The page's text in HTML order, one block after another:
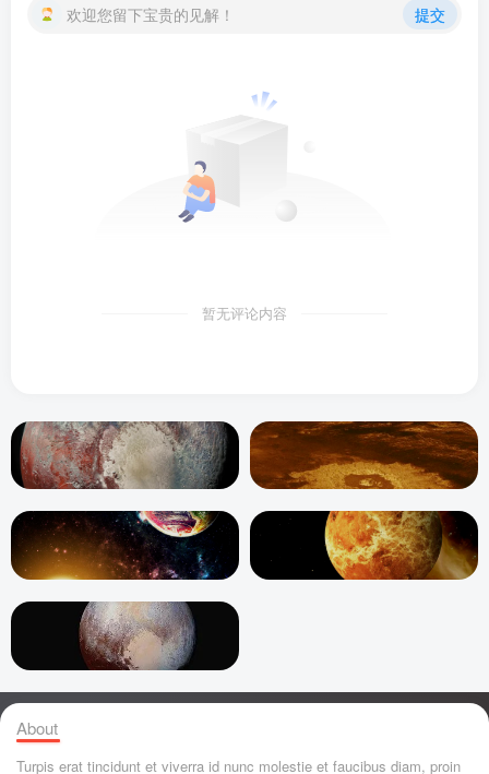
欢迎您留下宝贵的见解！ 提交
暂无评论内容
About
Turpis erat tincidunt et viverra id nunc molestie et faucibus diam, proin